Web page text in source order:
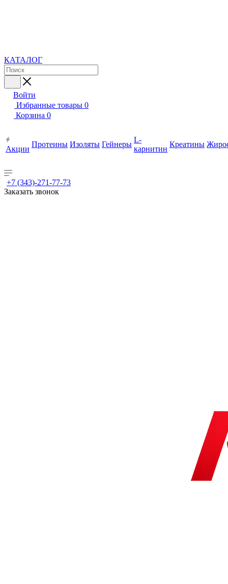
КАТАЛОГ
Войти
Избранные товары 0
Корзина 0
Акции
Протеины Изоляты Гейнеры
L-
карнитин
Креатины
+7 (343)-271-77-73
Заказать звонок